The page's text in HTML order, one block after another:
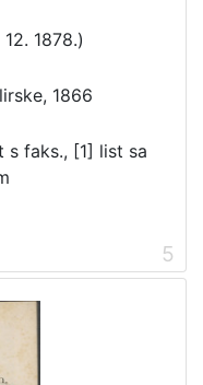
1878.)
1866
s faks., [1] list sa
5